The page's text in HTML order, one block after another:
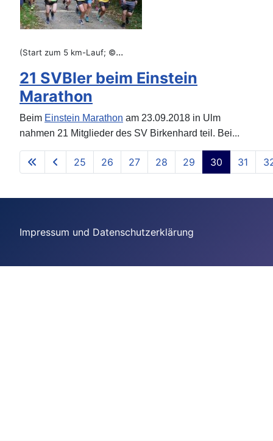
(Start zum 5 km-Lauf; ©...
21 SVBler beim Einstein
Marathon
Beim Einstein Marathon am 23.09.2018 in Ulm
nahmen 21 Mitglieder des SV Birkenhard teil. Bei...
Seite 30 von 40
25 26 27 28 29 30 31
Impressum und Datenschutzerklärung